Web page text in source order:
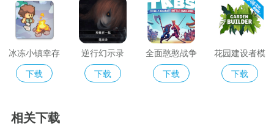
冰冻小镇幸存
者游戏
下载
逆行幻示录
(文字化化)
下载
全面憨憨战争
模拟器手机正
版
下载
花园建设者模
拟器
下载
相关下载